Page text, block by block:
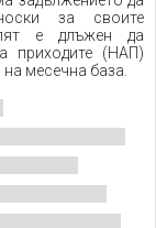
за своите
е длъжен да
приходите (НАП)
месечна база.